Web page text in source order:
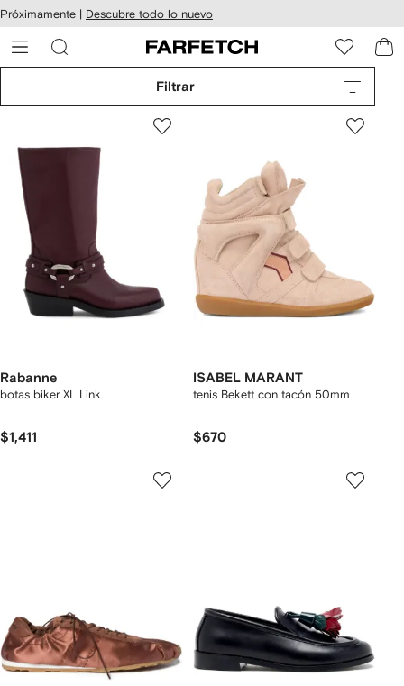
al
Próximamente | Descubre todo lo nuevo
Filtrar
Rabanne
botas biker XL Link
$1,411
ISABEL MARANT
tenis Bekett con tacón 50mm
$670